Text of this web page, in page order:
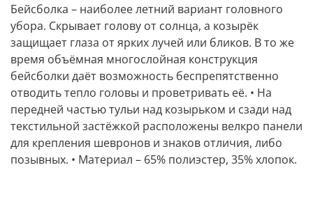
Бейсболка – наиболее летний вариант головного
убора. Скрывает голову от солнца, а козырёк
защищает глаза от ярких лучей или бликов. В то же
время объёмная многослойная конструкция
бейсболки даёт возможность беспрепятственно
отводить тепло головы и проветривать её. • На
передней частью тульи над козырьком и сзади над
текстильной застёжкой расположены велкро панели
для крепления шевронов и знаков отличия, либо
позывных. • Материал – 65% полиэстер, 35% хлопок.